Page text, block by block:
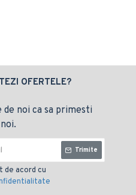
OFERTELE?
de noi ca sa primesti
Trimite
de acord cu